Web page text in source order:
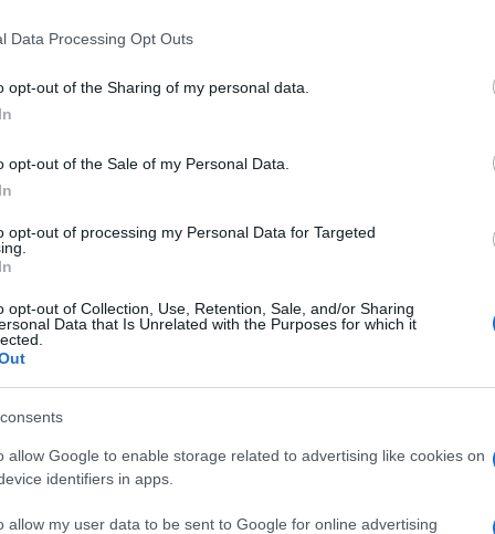
Data Processing Opt Outs
opt-out of the Sharing of my personal data.
opt-out of the Sale of my Personal Data.
opt-out of processing my Personal Data for Targeted
opt-out of Collection, Use, Retention, Sale, and/or Sharing
Data that Is Unrelated with the Purposes for which it
allow Google to enable storage related to advertising like cookies on
identifiers in apps.
allow my user data to be sent to Google for online advertising
od 110 prosvjednika je uhapšeno, navodi
prosvjeda, izvijestivši malo ranije da je
koji su remetili javni red", rekla je pak
da su uhićeni.
više od 200 ljudi se okupilo u središtu
li to da su svi uhićeni.
nam ga je!",rekao je za AFP prosvjednik